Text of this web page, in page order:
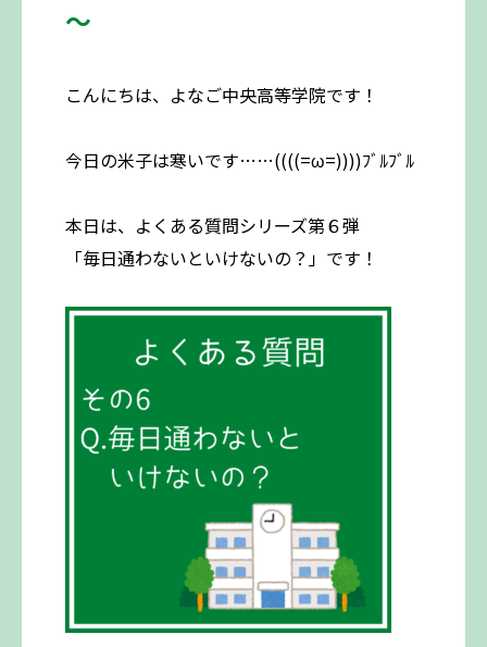
～
こんにちは、よなご中央高等学院です！
今日の米子は寒いです……((((=ω=))))ﾌﾞﾙﾌﾞﾙ
本日は、よくある質問シリーズ第６弾
「毎日通わないといけないの？」です！